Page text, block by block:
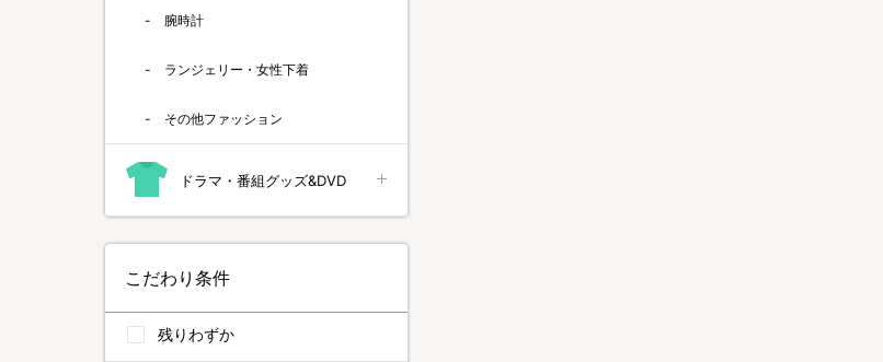
腕時計
ランジェリー・女性下着
その他ファッション
ドラマ・番組グッズ&DVD
こだわり条件
残りわずか